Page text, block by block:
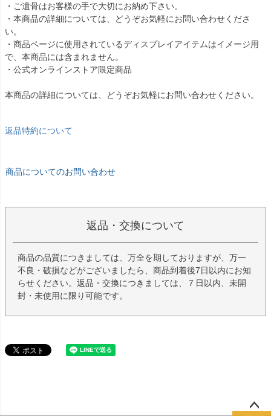
・ご遺骨はお客様の手で大切にお納め下さい。
・本商品の詳細については、どうぞお気軽にお問い合わせくださ
い。
・商品ページに使用されているディスプレイアイテムはイメージ用
で、本商品には含まれません。
・公式オンラインストア限定商品
本商品の詳細については、どうぞお気軽にお問い合わせください。
返品特約について
商品についてのお問い合わせ
返品・交換について
商品の品質につきましては、万全を期しておりますが、万一
不良・破損などがございましたら、商品到着後7日以内にお知
らせください。返品・交換につきましては、７日以内、未開
封・未使用に限り可能です。